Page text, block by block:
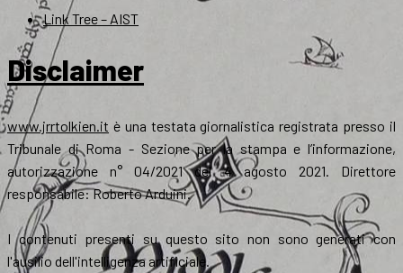
Link Tree – AIST
Disclaimer
www.jrrtolkien.it è una testata giornalistica registrata presso il
Tribunale di Roma - Sezione per la stampa e l’informazione,
autorizzazione n° 04/2021 del 4 agosto 2021. Direttore
responsabile: Roberto Arduini.
I contenuti presenti su questo sito non sono generati con
l'ausilio dell'intelligenza artificiale.